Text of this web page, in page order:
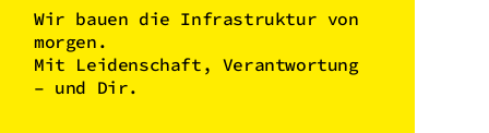
Wir bauen die Infrastruktur von
morgen.
Mit Leidenschaft, Verantwortung
– und Dir.